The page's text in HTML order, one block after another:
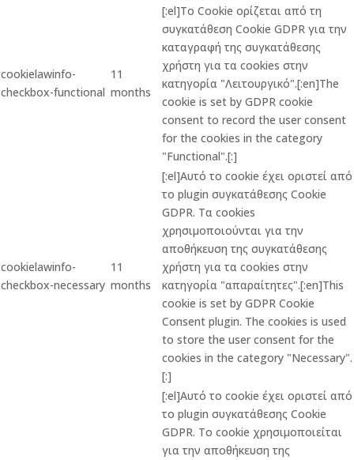
cookielawinfo-
checkbox-functional
11
months
[:el]Το Cookie ορίζεται από τη
συγκατάθεση Cookie GDPR για την
καταγραφή της συγκατάθεσης
χρήστη για τα cookies στην
κατηγορία "Λειτουργικό".[:en]The
cookie is set by GDPR cookie
consent to record the user consent
for the cookies in the category
"Functional".[:]
cookielawinfo-
checkbox-necessary
11
months
[:el]Αυτό το cookie έχει οριστεί από
το plugin συγκατάθεσης Cookie
GDPR. Τα cookies
χρησιμοποιούνται για την
αποθήκευση της συγκατάθεσης
χρήστη για τα cookies στην
κατηγορία "απαραίτητες".[:en]This
cookie is set by GDPR Cookie
Consent plugin. The cookies is used
to store the user consent for the
cookies in the category "Necessary".
[:]
[:el]Αυτό το cookie έχει οριστεί από
το plugin συγκατάθεσης Cookie
GDPR. Το cookie χρησιμοποιείται
για την αποθήκευση της